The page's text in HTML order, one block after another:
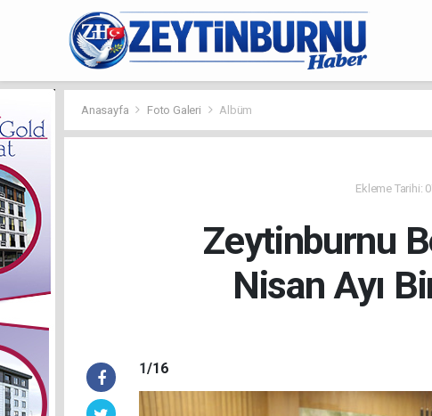
Anasayfa Foto Galeri Albüm
Ekleme Tarihi:
Zeytinburnu
Nisan Ayı
1/16